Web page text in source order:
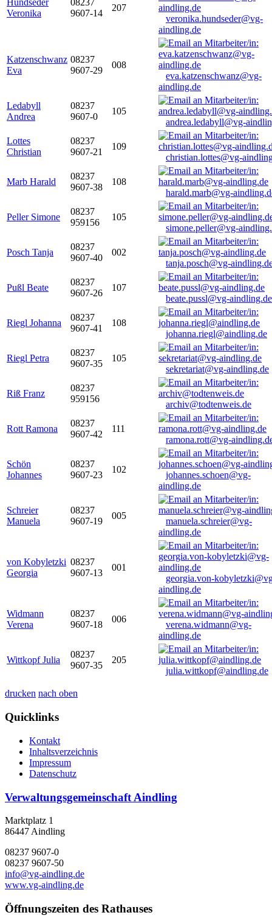
Hundseder
Veronika
08237
9607-14
207
veronika.hundseder@vg-
aindling.de
Katzenschwanz
Eva
08237
9607-29
008
eva.katzenschwanz@vg-
aindling.de
Ledabyll
Andrea
08237
9607-0
105
andrea.ledabyll@vg-
Lottes
Christian
08237
9607-21
109
christian.lottes@vg-
Marb Harald
08237
9607-38
108
harald.marb@vg-
Peller Simone
08237
959156
105
simone.peller@vg-
Posch Tanja
08237
9607-40
002
tanja.posch@vg-
Pußl Beate
08237
9607-26
107
beate.pussl@vg-aindling.de
Riegl Johanna
08237
9607-41
108
johanna.riegl@aindling.de
Riegl Petra
08237
9607-35
105
sekretariat@vg-aindling.de
Riß Franz
08237
959156
archiv@todtenweis.de
Rott Ramona
08237
9607-42
111
ramona.rott@vg-
Schön
Johannes
08237
9607-23
102
johannes.schoen@vg-
aindling.de
Schreier
Manuela
08237
9607-19
005
manuela.schreier@vg-
aindling.de
von Kobyletzki
Georgia
08237
9607-13
001
georgia.von-
aindling.de
Widmann
Verena
08237
9607-18
006
verena.widmann@vg-
aindling.de
Wittkopf Julia
08237
9607-35
205
julia.wittkopf@aindling.de
drucken nach oben
Quicklinks
Kontakt
Inhaltsverzeichnis
Impressum
Datenschutz
Verwaltungsgemeinschaft Aindling
Marktplatz 1
86447 Aindling
08237 9607-0
08237 9607-50
info@vg-aindling.de
www.vg-aindling.de
Öffnungszeiten des Rathauses